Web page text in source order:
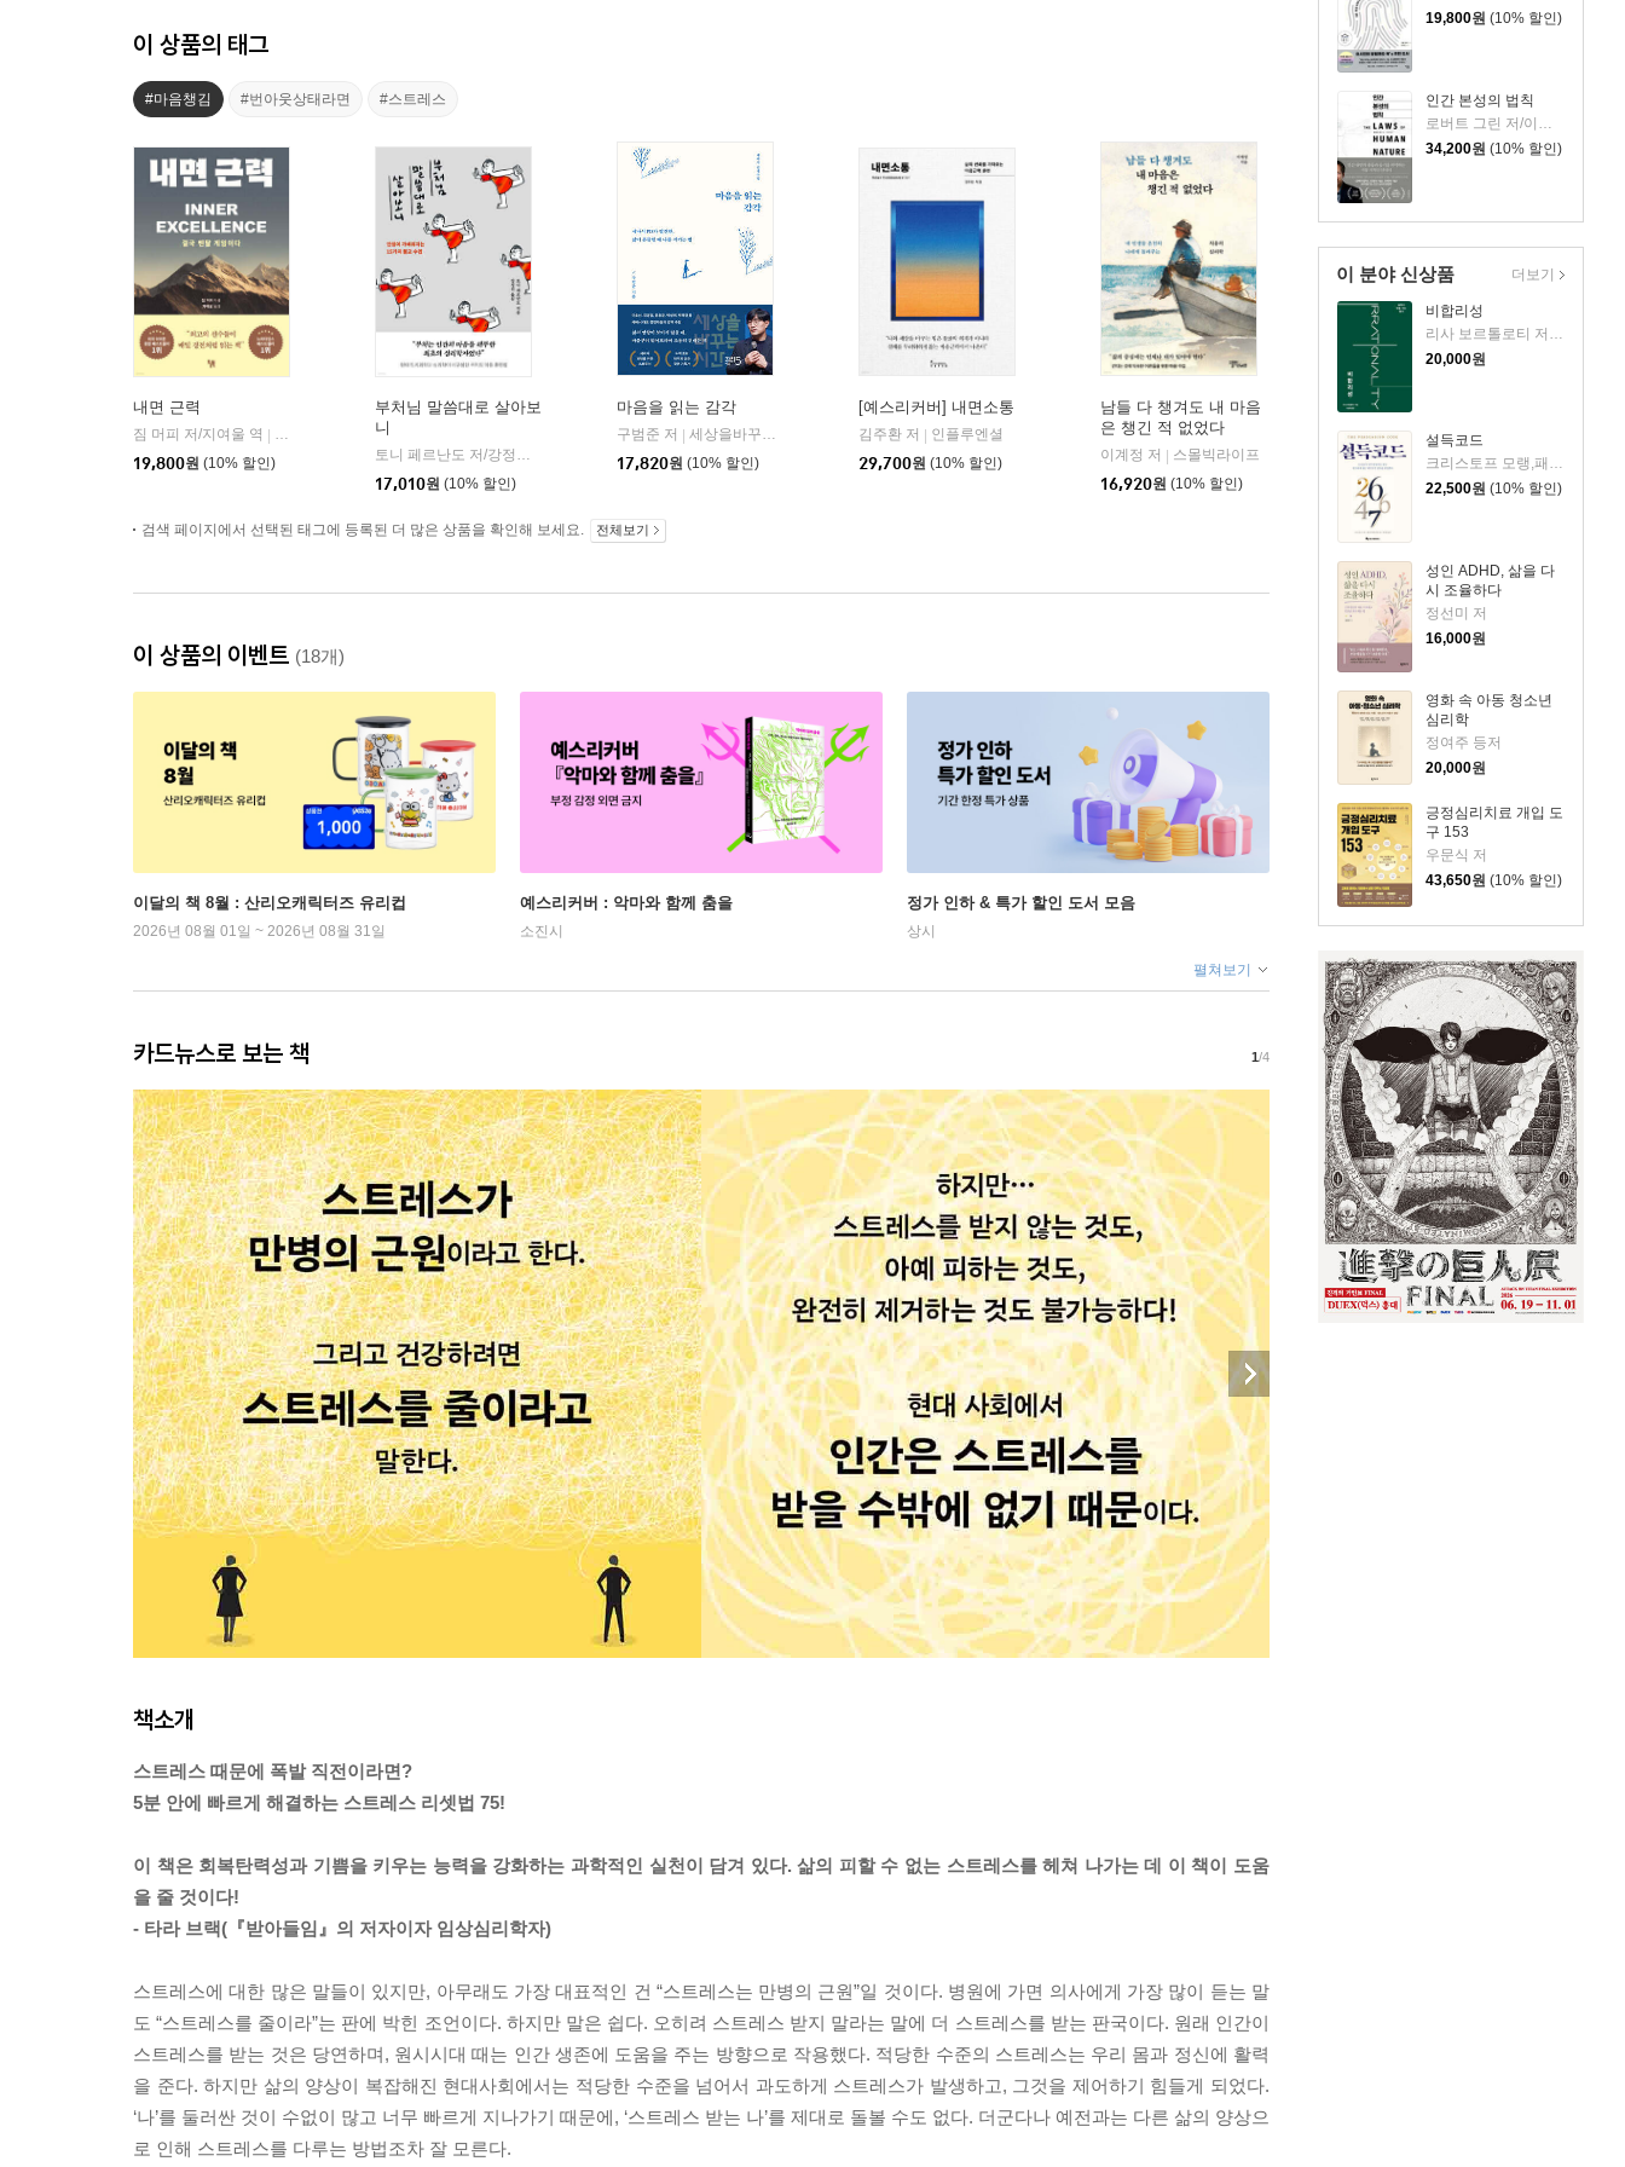
19,800원 (10% 할인)
인간 본성의 법칙
로버트 그린 저/이지연 역
34,200원 (10% 할인)
이 분야 신상품
비합리성
리사 보르톨로티 저/서상복 역
20,000원
설득코드
22,500원 (10% 할인)
성인 ADHD, 삶을 다
시 조율하다
정선미 저
16,000원
영화 속 아동 청소년
심리학
정여주 등저
20,000원
긍정심리치료 개입 도
구 153
우문식 저
43,650원 (10% 할인)
더보기
이 상품의 태그
#마음챙김 #번아웃상태라면 #스트레스
내면 근력
짐 머피 저/지여울 역
윌북(willbook)
19,800원 (10% 할인)
부처님 말씀대로 살아보
니
토니 페르난도 저/강정선 역
17,010원 (10% 할인)
마음을 읽는 감각
구범준 저
세상을바꾸는시간15분
17,820원 (10% 할인)
[예스리커버] 내면소통
김주환 저
인플루엔셜
29,700원 (10% 할인)
남들 다 챙겨도 내 마음
은 챙긴 적 없었다
이계정 저
스몰빅라이프
16,920원 (10% 할인)
검색 페이지에서 선택된 태그에 등록된 더 많은 상품을 확인해 보세요. 전체보기
이 상품의 이벤트 (18개)
이달의 책 8월 : 산리오캐릭터즈 유리컵
2026년 08월 01일 ~ 2026년 08월 31일
예스리커버 : 악마와 함께 춤을
소진시
정가 인하 & 특가 할인 도서 모음
상시
펼쳐보기
카드뉴스로 보는 책 1/4
책소개
스트레스 때문에 폭발 직전이라면?
5분 안에 빠르게 해결하는 스트레스 리셋법 75!
이 책은 회복탄력성과 기쁨을 키우는 능력을 강화하는 과학적인 실천이 담겨 있다. 삶의 피할 수 없는 스트레스를 헤쳐 나가는 데 이 책이 도움
을 줄 것이다!
- 타라 브랙(『받아들임』의 저자이자 임상심리학자)
스트레스에 대한 많은 말들이 있지만, 아무래도 가장 대표적인 건 “스트레스는 만병의 근원”일 것이다. 병원에 가면 의사에게 가장 많이 듣는 말
도 “스트레스를 줄이라”는 판에 박힌 조언이다. 하지만 말은 쉽다. 오히려 스트레스 받지 말라는 말에 더 스트레스를 받는 판국이다. 원래 인간이
스트레스를 받는 것은 당연하며, 원시시대 때는 인간 생존에 도움을 주는 방향으로 작용했다. 적당한 수준의 스트레스는 우리 몸과 정신에 활력
을 준다. 하지만 삶의 양상이 복잡해진 현대사회에서는 적당한 수준을 넘어서 과도하게 스트레스가 발생하고, 그것을 제어하기 힘들게 되었다.
‘나’를 둘러싼 것이 수없이 많고 너무 빠르게 지나가기 때문에, ‘스트레스 받는 나’를 제대로 돌볼 수도 없다. 더군다나 예전과는 다른 삶의 양상으
로 인해 스트레스를 다루는 방법조차 잘 모른다.